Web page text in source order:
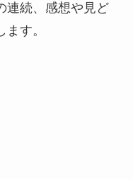
連続、感想や見ど
す。